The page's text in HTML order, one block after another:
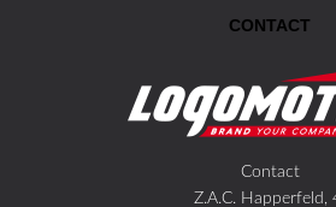
CONTACT
Contact
Z.A.C. Happerfeld,